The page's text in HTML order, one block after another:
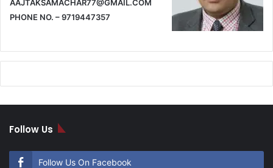
AAJTAKSAMACHAR77@GMAIL.COM
PHONE NO. – 9719447357
Follow Us
Follow Us On Facebook